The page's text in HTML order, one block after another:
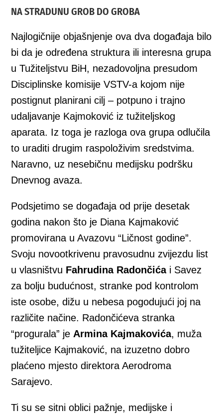
NA STRADUNU GROB DO GROBA
Najlogičnije objašnjenje ova dva događaja bilo
bi da je određena struktura ili interesna grupa
u Tužiteljstvu BiH, nezadovoljna presudom
Disciplinske komisije VSTV-a kojom nije
postignut planirani cilj – potpuno i trajno
udaljavanje Kajmoković iz tužiteljskog
aparata. Iz toga je razloga ova grupa odlučila
to uraditi drugim raspoloživim sredstvima.
Naravno, uz nesebičnu medijsku podršku
Dnevnog avaza.
Podsjetimo se događaja od prije desetak
godina nakon što je Diana Kajmaković
promovirana u Avazovu “Ličnost godine”.
Svoju novootkrivenu pravosudnu zvijezdu list
u vlasništvu Fahrudina Radončićai Savez
za bolju budućnost, stranke pod kontrolom
iste osobe, dižu u nebesa pogodujući joj na
različite načine. Radončićeva stranka
“progurala” je Armina Kajmakovića, muža
tužiteljice Kajmaković, na izuzetno dobro
plaćeno mjesto direktora Aerodroma
Sarajevo.
Ti su se sitni oblici pažnje, medijske i